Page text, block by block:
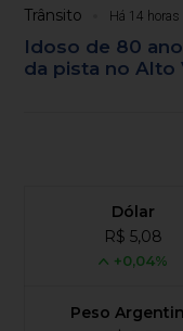
Trânsito Há 14 horas
Idoso de 80
da pista no Alto
Dólar
R$ 5,08
+0,04%
Peso